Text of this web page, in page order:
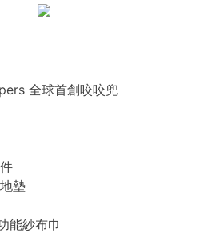
全球首創咬咬兜
墊
能紗布巾